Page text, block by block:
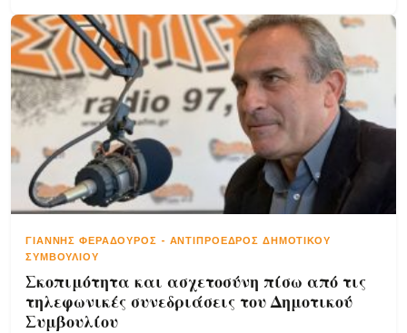
ΓΙΆΝΝΗΣ ΦΕΡΑΔΟΎΡΟΣ - ΑΝΤΙΠΡΌΕΔΡΟΣ ΔΗΜΟΤΙΚΟΎ
ΣΥΜΒΟΥΛΊΟΥ
Σκοπιμότητα και ασχετοσύνη πίσω από τις
τηλεφωνικές συνεδριάσεις του Δημοτικού
Συμβουλίου